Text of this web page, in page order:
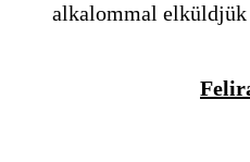
alkalommal elküldjük